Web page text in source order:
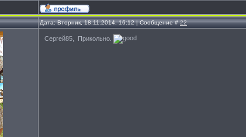
Дата: Вторник, 18.11.2014, 16:12 | Сообщение #22
Сергей85, Прикольно.